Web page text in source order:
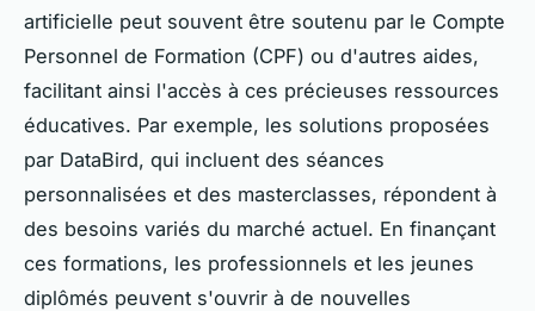
artificielle peut souvent être soutenu par le Compte
Personnel de Formation (CPF) ou d'autres aides,
facilitant ainsi l'accès à ces précieuses ressources
éducatives. Par exemple, les solutions proposées
par DataBird, qui incluent des séances
personnalisées et des masterclasses, répondent à
des besoins variés du marché actuel. En finançant
ces formations, les professionnels et les jeunes
diplômés peuvent s'ouvrir à de nouvelles